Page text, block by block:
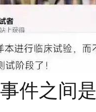
件之间